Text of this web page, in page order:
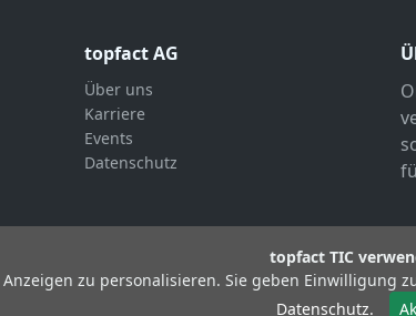
topfact AG
Über uns
Karriere
Events
Datenschutz
© Copyright 2026
topfact TIC
zu personalisieren. Sie geben Einwilligung
Datenschutz.